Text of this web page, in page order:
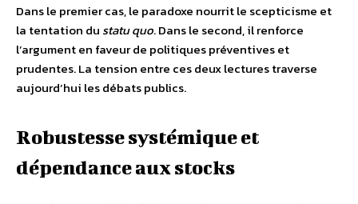
Dans le premier cas, le paradoxe nourrit le scepticisme et
la tentation du statu quo. Dans le second, il renforce
l’argument en faveur de politiques préventives et
prudentes. La tension entre ces deux lectures traverse
aujourd’hui les débats publics.
Robustesse systémique et
dépendance aux stocks